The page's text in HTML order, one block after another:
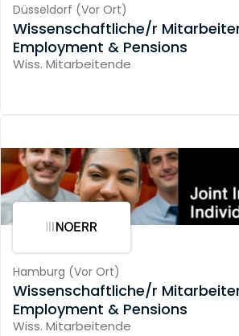
Düsseldorf (Vor Ort)
Wissenschaftliche/r
Employment & Pensions
Wiss. Mitarbeitende
Hamburg (Vor Ort)
Wissenschaftliche/r
Employment & Pensions
Wiss. Mitarbeitende